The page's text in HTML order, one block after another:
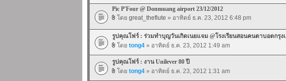
Pic P'Four @ Donmuang airport 23/12/2012
โดย great_theflute » อาทิตย์ ธ.ค. 23, 2012 6:48 pm
รูปคุณโฟร์ : ร่วมทำบุญวันเกิดเนยแจม @โรงเรียนสอนคนตาบอดกรุงเ
โดย tong4 » อาทิตย์ ธ.ค. 23, 2012 1:49 am
รูปคุณโฟร์ : งาน Unilever 80 ปี
โดย tong4 » อาทิตย์ ธ.ค. 23, 2012 1:31 am